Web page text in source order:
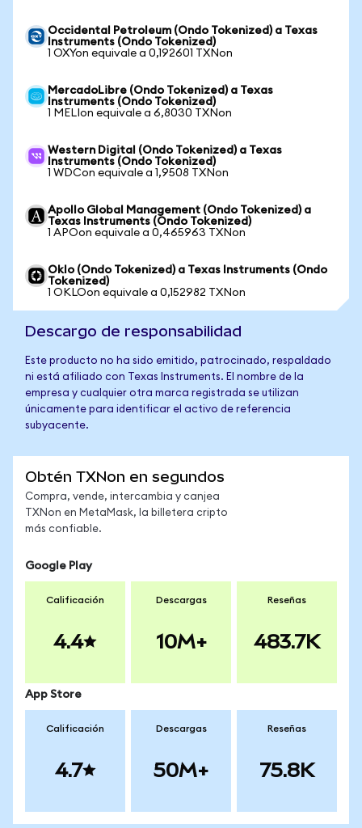
Occidental Petroleum (Ondo Tokenized) a Texas
Instruments (Ondo Tokenized)
1 OXYon equivale a 0,192601 TXNon
MercadoLibre (Ondo Tokenized) a Texas
Instruments (Ondo Tokenized)
1 MELIon equivale a 6,8030 TXNon
Western Digital (Ondo Tokenized) a Texas
Instruments (Ondo Tokenized)
1 WDCon equivale a 1,9508 TXNon
Apollo Global Management (Ondo Tokenized) a
Texas Instruments (Ondo Tokenized)
1 APOon equivale a 0,465963 TXNon
Oklo (Ondo Tokenized) a Texas Instruments (Ondo
Tokenized)
1 OKLOon equivale a 0,152982 TXNon
Descargo de responsabilidad
Este producto no ha sido emitido, patrocinado, respaldado
ni está afiliado con Texas Instruments. El nombre de la
empresa y cualquier otra marca registrada se utilizan
únicamente para identificar el activo de referencia
subyacente.
Obtén TXNon en segundos
Compra, vende, intercambia y canjea
TXNon en MetaMask, la billetera cripto
más confiable.
Google Play
Calificación
4.4
Descargas
10M+
Reseñas
483.7K
App Store
Calificación
4.7
Descargas
50M+
Reseñas
75.8K